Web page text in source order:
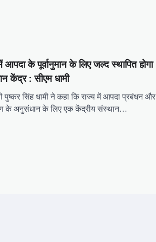
के पूर्वानुमान के लिए जल्द स्थापित होगा
केंद्र : सीएम धामी
पुष्कर सिंह धामी ने कहा कि राज्य में आपदा प्रबंधन और
के अनुसंधान के लिए एक केंद्रीय संस्थान…